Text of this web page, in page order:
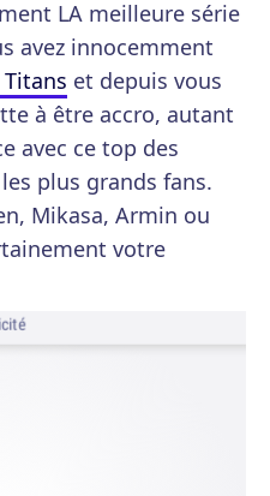
LA meilleure série
avez innocemment
et depuis vous
à être accro, autant
avec ce top des
plus grands fans.
Mikasa, Armin ou
votre